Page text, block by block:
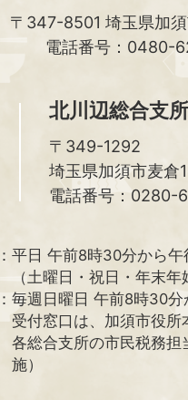
〒347-8501 埼玉県加
電話番号：0480-
北川辺総合支所
〒349-1292
埼玉県加須市麦倉
電話番号：0280-
平日 午前8時30分から午
（土曜日・祝日・年末
毎週日曜日 午前8時30分
受付窓口は、加須市役所
各総合支所の市民税務
施）